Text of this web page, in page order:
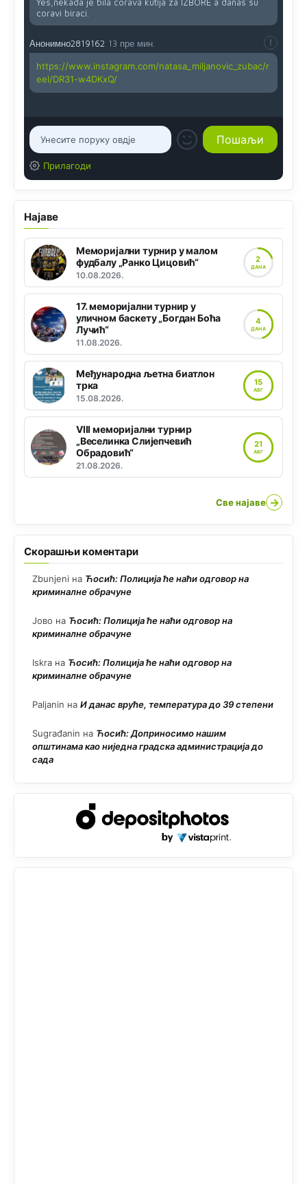
coravi biraci.
Анонимно2819162 13 пре мин.
https://www.instagram.com/natasa_miljanovic_zubac/r
eel/DR31-w4DKxQ/
Прилагоди
Најаве
Меморијални турнир у малом
фудбалу „Ранко Цицовић“
10.08.2026.
2
ДАНА
17. меморијални турнир у
уличном баскету „Богдан Боћа
Лучић“
11.08.2026.
4
ДАНА
Међународна љетна биатлон
трка
15.08.2026.
15
АВГ
VIII меморијални турнир
„Веселинка Слијепчевић
Обрадовић“
21.08.2026.
21
АВГ
Све најаве →
Скорашњи коментари
Zbunjeni на Ћосић: Полиција ће наћи одговор на
криминалне обрачуне
Јово на Ћосић: Полиција ће наћи одговор на
криминалне обрачуне
Iskra на Ћосић: Полиција ће наћи одговор на
криминалне обрачуне
Paljanin на И данас вруће, температура до 39 степени
Sugrađanin на Ћосић: Доприносимо нашим
општинама као ниједна градска администрација до
сада